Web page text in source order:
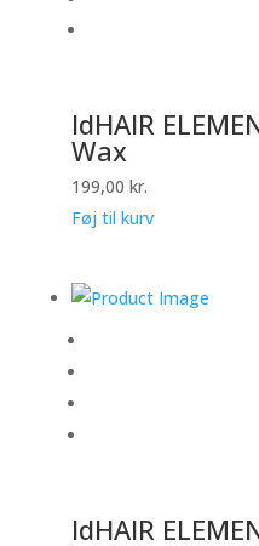
IdHAIR
Wax
199,00 kr.
Føj til kurv
IdHAIR